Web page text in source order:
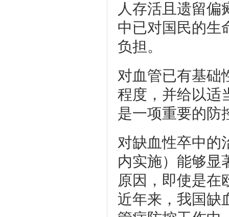
人存活且遗留偏
中已对国民的生
负担。
对血管已有基础
程度，并给以适
是一项重要的防
对缺血性卒中的
内实施）能够显
原因，即使是在
近年来，我国缺